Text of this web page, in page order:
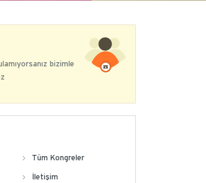
bizimle
Tüm Kongreler
İletişim